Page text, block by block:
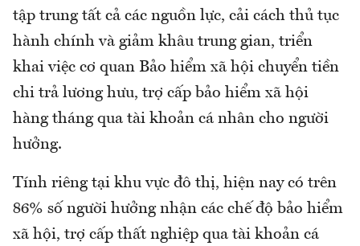
tập trung tất cả các nguồn lực, cải cách thủ tục
hành chính và giảm khâu trung gian, triển
khai việc cơ quan Bảo hiểm xã hội chuyển tiền
chi trả lương hưu, trợ cấp bảo hiểm xã hội
hàng tháng qua tài khoản cá nhân cho người
hưởng.
Tính riêng tại khu vực đô thị, hiện nay có trên
86% số người hưởng nhận các chế độ bảo hiểm
xã hội, trợ cấp thất nghiệp qua tài khoản cá